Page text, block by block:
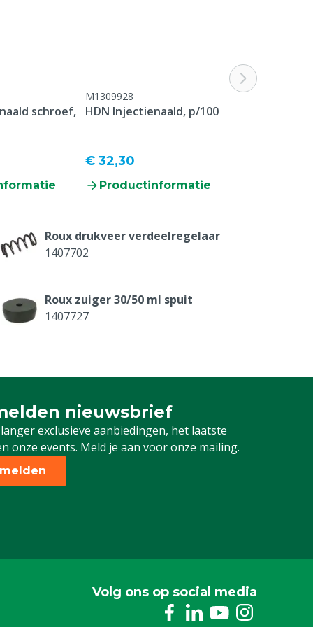
schroef,
M1309928
HDN Injectienaald, p/100
€ 32,30
Productinformatie
Roux drukveer verdeelregelaar
1407702
Roux zuiger 30/50 ml spuit
1407727
Roux naaldaansluiter 30/50 ml,
schroef
1407744
Roux verdeelregelaar 30 ml spuit,
Roux binnenomhulsel 30/50 ml, lang
nieuwsbrief
exclusieve aanbiedingen, het laatste
onze events. Meld je aan voor onze mailing.
in voor onze nieuwsbrief
Volg ons op social media